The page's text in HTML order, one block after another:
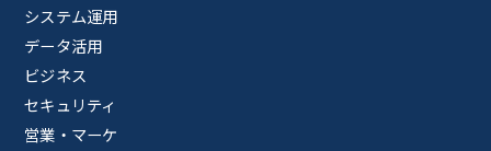
システム運用
データ活用
ビジネス
セキュリティ
営業・マーケ